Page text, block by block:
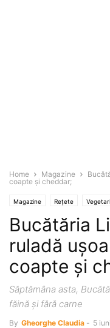
Home Magazine
coapte și cheddar;
Magazine Rețete
Bucătăria
ruladă
coapte și
Săptămâna asta,
făină și fără carne
By Gheorghe Claudia - 5